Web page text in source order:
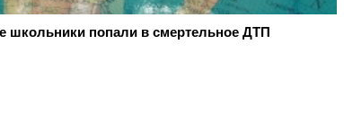
школьники попали в смертельное ДТП